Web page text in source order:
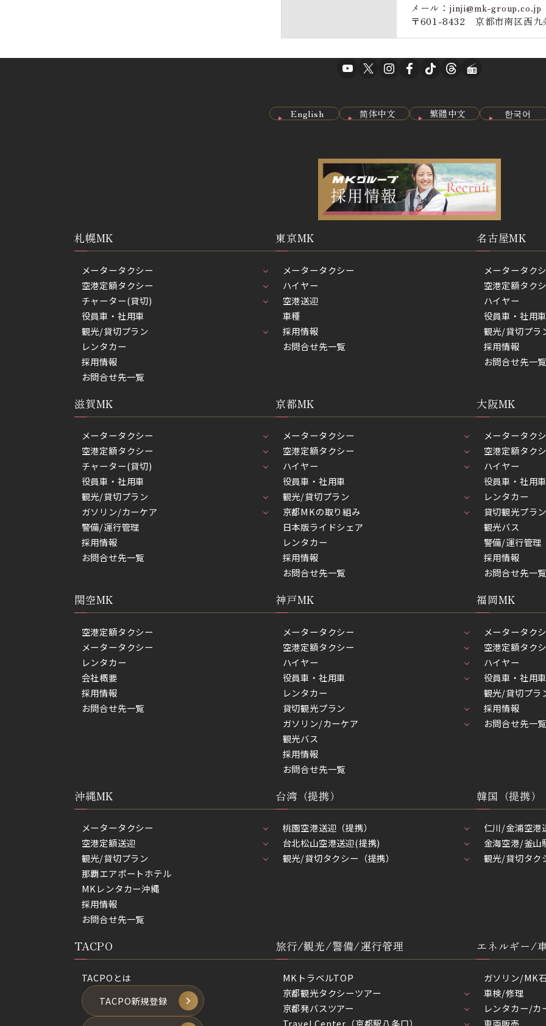
メール： jinji@mk-group.co.jp
〒601-8432 京都市南区西九
English 简体中文 繁體中文 한국어
札幌MK
メータータクシー
空港定額タクシー
チャーター(貸切)
役員車・社用車
観光/貸切プラン
レンタカー
採用情報
お問合せ先一覧
東京MK
メータータクシー
ハイヤー
空港送迎
車種
採用情報
お問合せ先一覧
名古屋MK
メータータク
空港定額タク
ハイヤー
役員車・社用車
観光/貸切プラ
採用情報
お問合せ先一覧
滋賀MK
メータータクシー
空港定額タクシー
チャーター(貸切)
役員車・社用車
観光/貸切プラン
ガソリン/カーケア
警備/運行管理
採用情報
お問合せ先一覧
京都MK
メータータクシー
空港定額タクシー
ハイヤー
役員車・社用車
観光/貸切プラン
京都MKの取り組み
日本版ライドシェア
レンタカー
採用情報
お問合せ先一覧
大阪MK
メータータク
空港定額タク
ハイヤー
役員車・社用車
レンタカー
貸切観光プラン
観光バス
警備/運行管理
採用情報
お問合せ先一覧
関空MK
空港定額タクシー
メータータクシー
レンタカー
会社概要
採用情報
お問合せ先一覧
神戸MK
メータータクシー
空港定額タクシー
ハイヤー
役員車・社用車
レンタカー
貸切観光プラン
ガソリン/カーケア
観光バス
採用情報
お問合せ先一覧
福岡MK
メータータク
空港定額タク
ハイヤー
役員車・社用車
観光/貸切プラ
採用情報
お問合せ先一覧
沖縄MK
メータータクシー
空港定額送迎
観光/貸切プラン
那覇エアポートホテル
MKレンタカー沖縄
採用情報
お問合せ先一覧
台湾（提携）
桃園空港送迎（提携）
台北松山空港送迎(提携)
観光/貸切タクシー（提携）
韓国（提携）
仁川/金浦空港
金海空港/釜山
観光/貸切タク
TACPO
TACPOとは
TACPO新規登録
旅行/観光/警備/運行管理
MKトラベルTOP
京都観光タクシーツアー
京都発バスツアー
エネルギー/
ガソリン/MK
車検/修理
レンタカー/カ